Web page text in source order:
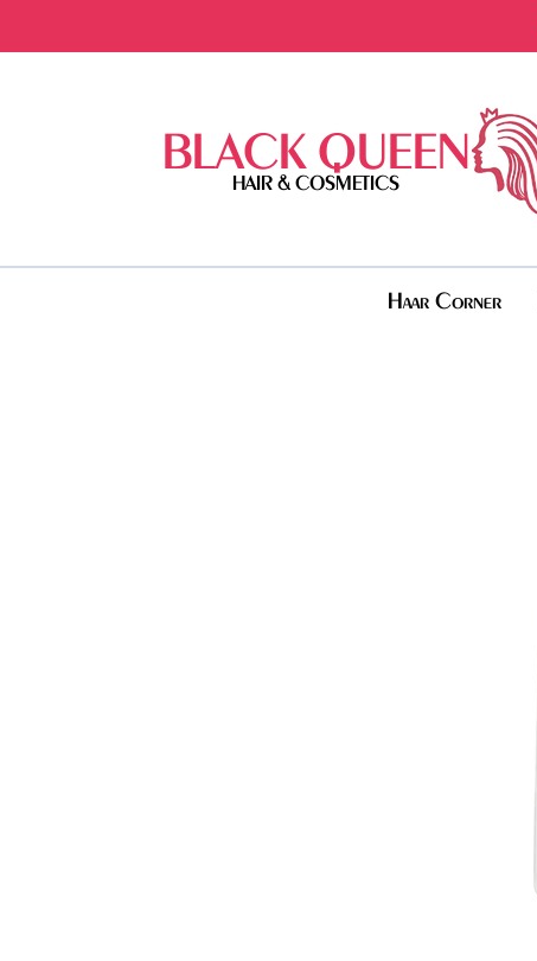
BLACK QUEEN
HAIR & COSMETICS
Haar Corner